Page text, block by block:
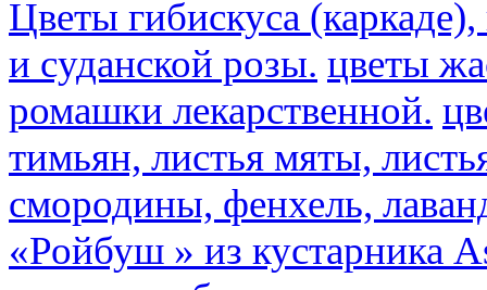
Цветы гибискуса
и суданской розы. цветы
ромашки лекарственной.
тимьян, листья мяты,
смородины, фенхель,
«Ройбуш » из кустарника